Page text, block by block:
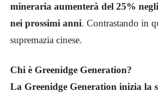
mineraria aumenterà del 25%
nei prossimi anni. Contrastando in
supremazia cinese.
Chi è Greenidge Generation?
La Greenidge Generation inizia la